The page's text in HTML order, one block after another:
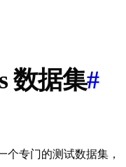
数据集#
个专门的测试数据集，